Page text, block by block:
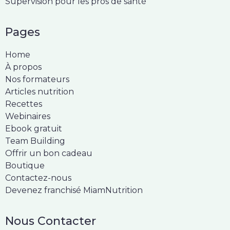
Pages
Home
À propos
Nos formateurs
Articles nutrition
Recettes
Webinaires
Ebook gratuit
Team Building
Offrir un bon cadeau
Boutique
Contactez-nous
Devenez franchisé MiamNutrition
Nous Contacter